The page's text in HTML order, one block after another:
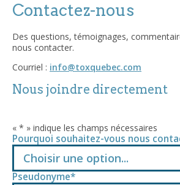
Contactez-nous
Des questions, témoignages,
nous contacter.
Courriel : info@toxquebec.com
Nous joindre directement
« * » indique les champs nécessaires
Pourquoi souhaitez-vous nous
Choisir une option...
Pseudonyme*